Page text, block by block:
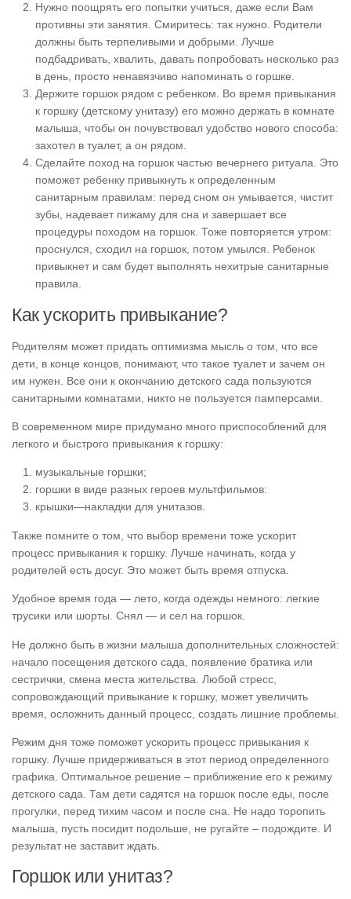
Нужно поощрять его попытки учиться, даже если Вам
противны эти занятия. Смиритесь: так нужно. Родители
должны быть терпеливыми и добрыми. Лучше
подбадривать, хвалить, давать попробовать несколько раз
в день, просто ненавязчиво напоминать о горшке.
Держите горшок рядом с ребенком. Во время привыкания
к горшку (детскому унитазу) его можно держать в комнате
малыша, чтобы он почувствовал удобство нового способа:
захотел в туалет, а он рядом.
Сделайте поход на горшок частью вечернего ритуала. Это
поможет ребенку привыкнуть к определенным
санитарным правилам: перед сном он умывается, чистит
зубы, надевает пижаму для сна и завершает все
процедуры походом на горшок. Тоже повторяется утром:
проснулся, сходил на горшок, потом умылся. Ребенок
привыкнет и сам будет выполнять нехитрые санитарные
правила.
Как ускорить привыкание?
Родителям может придать оптимизма мысль о том, что все
дети, в конце концов, понимают, что такое туалет и зачем он
им нужен. Все они к окончанию детского сада пользуются
санитарными комнатами, никто не пользуется памперсами.
В современном мире придумано много приспособлений для
легкого и быстрого привыкания к горшку:
музыкальные горшки;
горшки в виде разных героев мультфильмов:
крышки—накладки для унитазов.
Также помните о том, что выбор времени тоже ускорит
процесс привыкания к горшку. Лучше начинать, когда у
родителей есть досуг. Это может быть время отпуска.
Удобное время года — лето, когда одежды немного: легкие
трусики или шорты. Снял — и сел на горшок.
Не должно быть в жизни малыша дополнительных сложностей:
начало посещения детского сада, появление братика или
сестрички, смена места жительства. Любой стресс,
сопровождающий привыкание к горшку, может увеличить
время, осложнить данный процесс, создать лишние проблемы.
Режим дня тоже поможет ускорить процесс привыкания к
горшку. Лучше придерживаться в этот период определенного
графика. Оптимальное решение – приближение его к режиму
детского сада. Там дети садятся на горшок после еды, после
прогулки, перед тихим часом и после сна. Не надо торопить
малыша, пусть посидит подольше, не ругайте – подождите. И
результат не заставит ждать.
Горшок или унитаз?